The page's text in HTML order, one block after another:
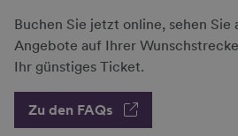
Buchen Sie jetzt online, sehen Sie
Angebote auf Ihrer
Ihr günstiges Ticket.
Zu den FAQs